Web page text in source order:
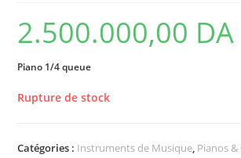
2.500.000,00 DA
Piano 1/4 queue
Rupture de stock
Catégories : Instruments de Musique, Pianos &